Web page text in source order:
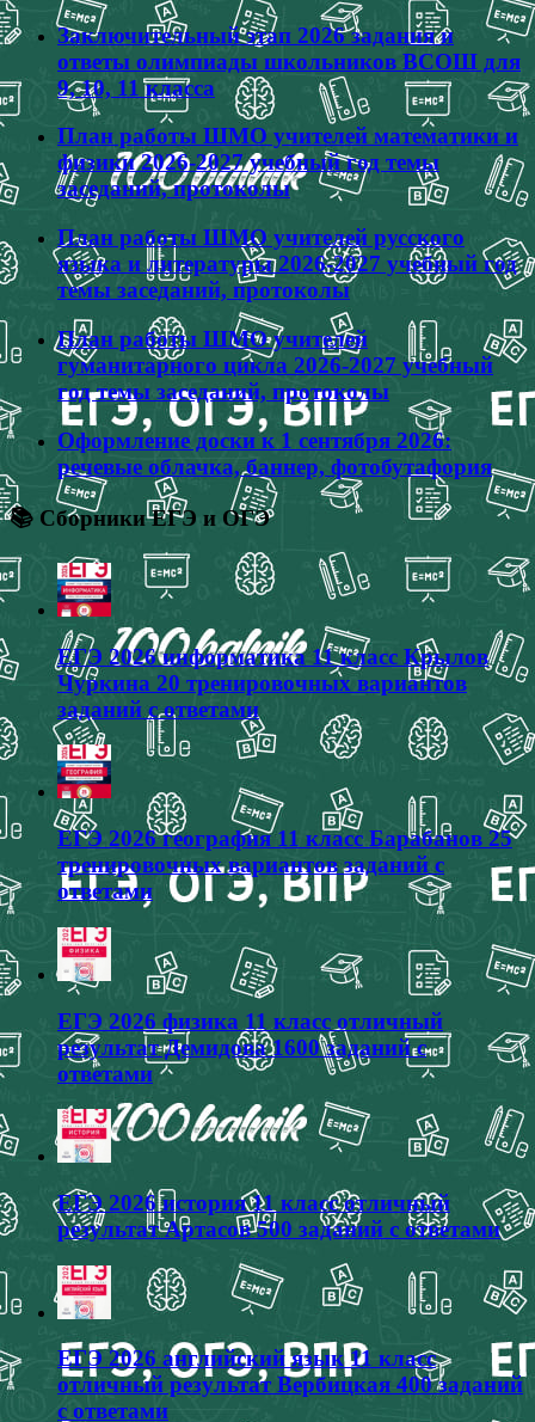
Заключительный этап 2026 задания и
ответы олимпиады школьников ВСОШ для
9, 10, 11 класса
План работы ШМО учителей математики и
физики 2026-2027 учебный год темы
заседаний, протоколы
План работы ШМО учителей русского
языка и литературы 2026-2027 учебный год
темы заседаний, протоколы
План работы ШМО учителей
гуманитарного цикла 2026-2027 учебный
год темы заседаний, протоколы
Оформление доски к 1 сентября 2026:
речевые облачка, баннер, фотобутафория
📚 Сборники ЕГЭ и ОГЭ
ЕГЭ 2026 информатика 11 класс Крылов
Чуркина 20 тренировочных вариантов
заданий с ответами
ЕГЭ 2026 география 11 класс Барабанов 25
тренировочных вариантов заданий с
ответами
ЕГЭ 2026 физика 11 класс отличный
результат Демидова 1600 заданий с
ответами
ЕГЭ 2026 история 11 класс отличный
результат Артасов 500 заданий с ответами
ЕГЭ 2026 английский язык 11 класс
отличный результат Вербицкая 400 заданий
с ответами